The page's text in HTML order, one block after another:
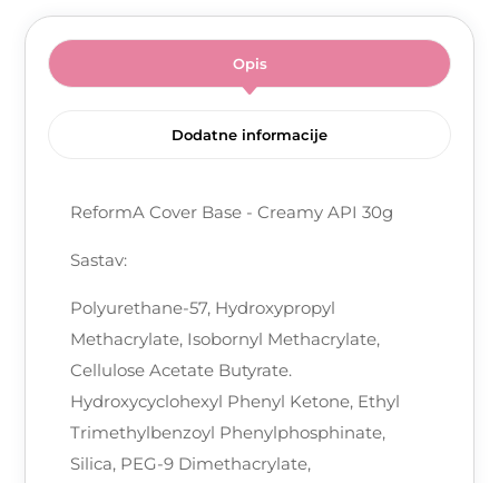
Opis
Dodatne informacije
ReformA Cover Base - Creamy API 30g
Sastav:
Polyurethane-57, Hydroxypropyl
Methacrylate, Isobornyl Methacrylate,
Cellulose Acetate Butyrate.
Hydroxycyclohexyl Phenyl Ketone, Ethyl
Trimethylbenzoyl Phenylphosphinate,
Silica, PEG-9 Dimethacrylate,